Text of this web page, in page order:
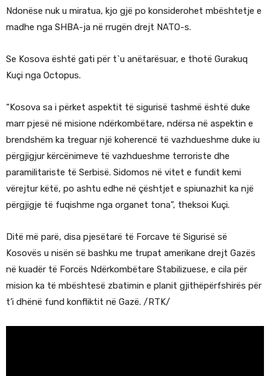
Ndonëse nuk u miratua, kjo gjë po konsiderohet mbështetje e
madhe nga SHBA-ja në rrugën drejt NATO-s.
Se Kosova është gati për t`u anëtarësuar, e thotë Gurakuq
Kuçi nga Octopus.
“Kosova sa i përket aspektit të sigurisë tashmë është duke
marr pjesë në misione ndërkombëtare, ndërsa në aspektin e
brendshëm ka treguar një koherencë të vazhdueshme duke iu
përgjigjur kërcënimeve të vazhdueshme terroriste dhe
paramilitariste të Serbisë. Sidomos në vitet e fundit kemi
vërejtur këtë, po ashtu edhe në çështjet e spiunazhit ka një
përgjigje të fuqishme nga organet tona”, theksoi Kuçi.
Ditë më parë, disa pjesëtarë të Forcave të Sigurisë së
Kosovës u nisën së bashku me trupat amerikane drejt Gazës
në kuadër të Forcës Ndërkombëtare Stabilizuese, e cila për
mision ka të mbështesë zbatimin e planit gjithëpërfshirës për
t’i dhënë fund konfliktit në Gazë. /RTK/